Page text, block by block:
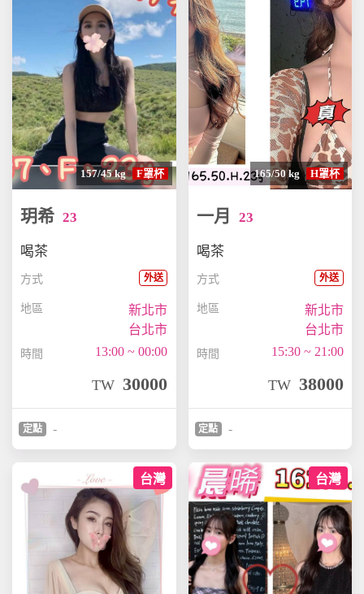
157/45 kg F罩杯
玥希23
喝茶
方式 外送
地區
新北市
台北市
時間 13:00 ~ 00:00
TW 30000
定點 -
165/50 kg H罩杯
一月 23
喝茶
方式 外送
地區
新北市
台北市
時間 15:30 ~ 21:00
TW 38000
定點 -
台灣 台灣